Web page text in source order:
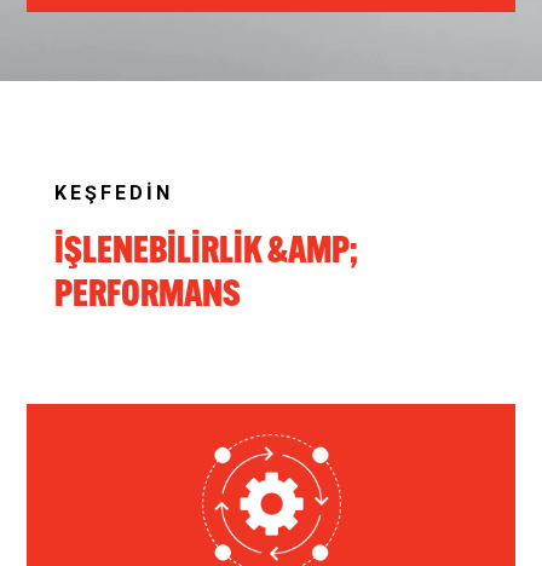
KEŞFEDİN
İŞLENEBİLİRLİK &AMP;
PERFORMANS